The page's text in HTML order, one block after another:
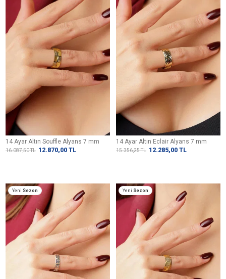
14 Ayar Altın Souffle Alyans 7 mm
16.087,50TL 12.870,00 TL
14 Ayar Altın Eclair Alyans 7 mm
15.356,25TL 12.285,00 TL
Yeni Sezon Yeni Sezon